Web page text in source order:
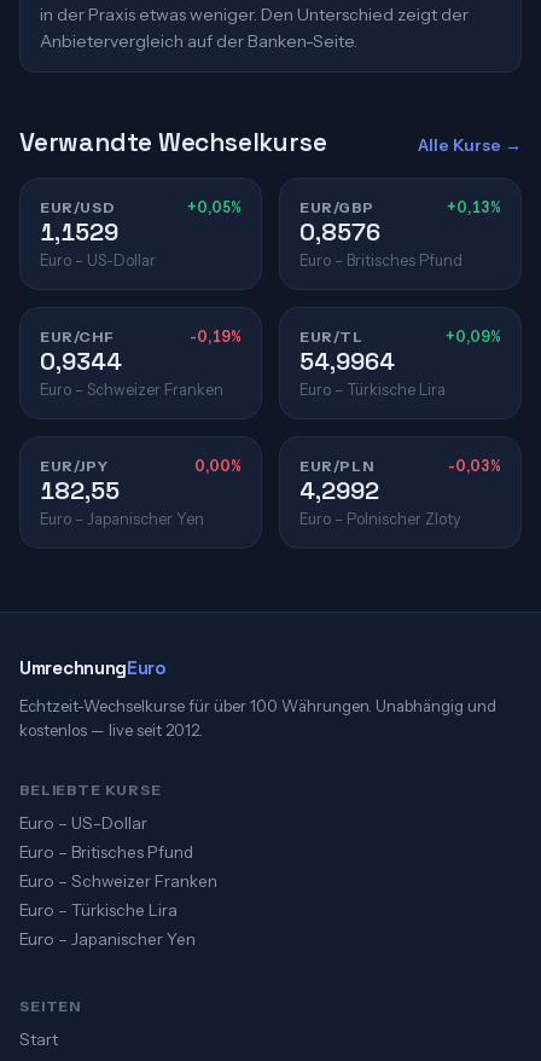
in der Praxis etwas weniger. Den Unterschied zeigt der
Anbietervergleich auf der Banken-Seite.
Verwandte Wechselkurse Alle Kurse →
EUR/USD +0,05%
1,1529
Euro – US-Dollar
EUR/GBP +0,13%
0,8576
Euro – Britisches Pfund
EUR/CHF -0,19%
0,9344
Euro – Schweizer Franken
EUR/TL +0,09%
54,9964
Euro – Türkische Lira
EUR/JPY 0,00%
182,55
Euro – Japanischer Yen
EUR/PLN -0,03%
4,2992
Euro – Polnischer Zloty
UmrechnungEuro
Echtzeit-Wechselkurse für über 100 Währungen. Unabhängig und
kostenlos — live seit 2012.
BELIEBTE KURSE
Euro – US-Dollar
Euro – Britisches Pfund
Euro – Schweizer Franken
Euro – Türkische Lira
Euro – Japanischer Yen
SEITEN
Start